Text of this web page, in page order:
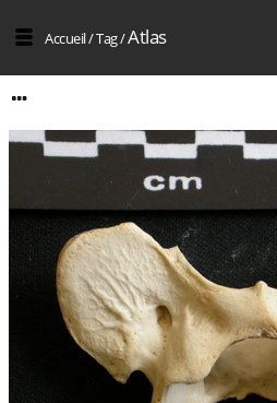
Accueil/Tag/Atlas